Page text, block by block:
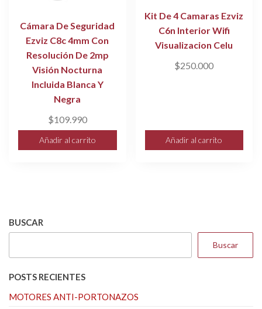
Cámara De Seguridad
Ezviz C8c 4mm Con
Resolución De 2mp
Visión Nocturna
Incluida Blanca Y
Negra
$109.990
Añadir al carrito
Kit De 4 Camaras Ezviz
C6n Interior Wifi
Visualizacion Celu
$250.000
Añadir al carrito
BUSCAR
Buscar
POSTS RECIENTES
MOTORES ANTI-PORTONAZOS